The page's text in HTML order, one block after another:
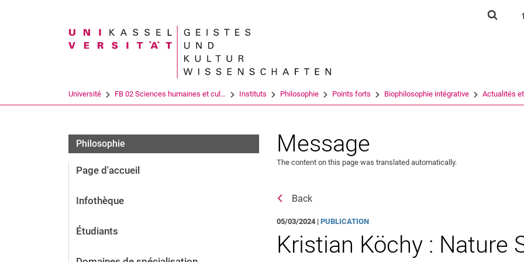
Jump directly to: content
Jump directly to: search
Jump directly to: main
Search term
Université FB 02 Sciences humaines et cul... Instituts Philosophie Points forts Biophilosophie intégrative Actualités
Philosophie
Page d'accueil
Infothèque
Étudiants
Message
The content on this page was translated automatically.
Back
05/03/2024 |PUBLICATION
Kristian Köchy : Nature